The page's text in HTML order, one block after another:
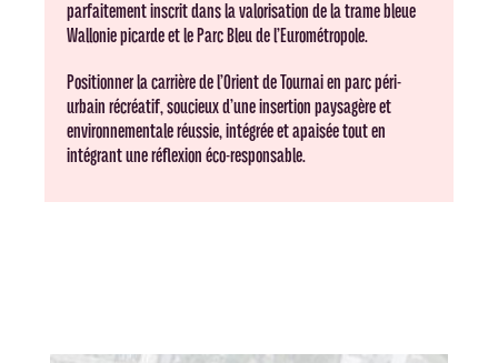
parfaitement inscrit dans la valorisation de la trame bleue
Wallonie picarde et le Parc Bleu de l’Eurométropole.
Positionner la carrière de l’Orient de Tournai en parc péri-
urbain récréatif, soucieux d’une insertion paysagère et
environnementale réussie, intégrée et apaisée tout en
intégrant une réflexion éco-responsable.